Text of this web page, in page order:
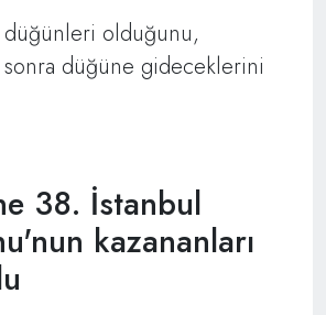
olduğunu,
sonra düğüne gideceklerini
38. İstanbul
kazananları